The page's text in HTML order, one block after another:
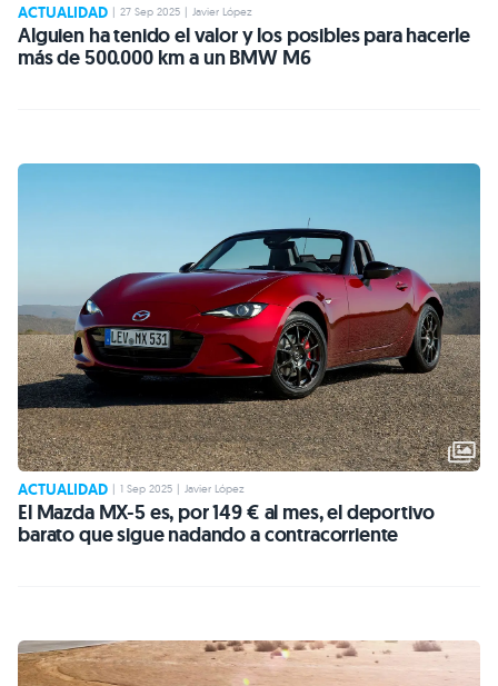
ACTUALIDAD | 27 Sep 2025 | Javier López
Alguien ha tenido el valor y los posibles para hacerle
más de 500.000 km a un BMW M6
ACTUALIDAD 1 Sep 2025 Javier López
El Mazda MX-5 es, por 149 € al mes, el deportivo
barato que sigue nadando a contracorriente